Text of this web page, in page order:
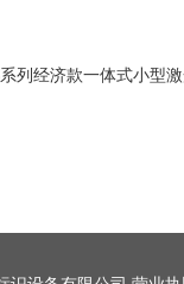
列经济款一体式小型